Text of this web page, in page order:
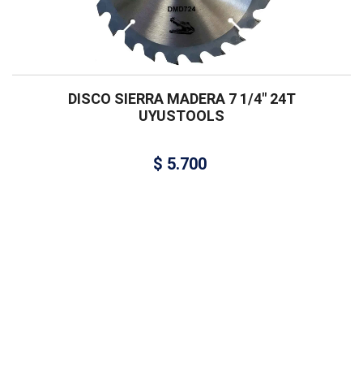
DISCO SIERRA MADERA 7 1/4″ 24T
UYUSTOOLS
$ 5.700